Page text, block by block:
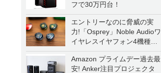
フで30万円台！
エントリーなのに脅威の実
力!「Osprey」Noble Audioワ
イヤレスイヤフォン4機種を
一気に聴く
Amazon プライムデー過去最
安! Anker注目プロジェクタ